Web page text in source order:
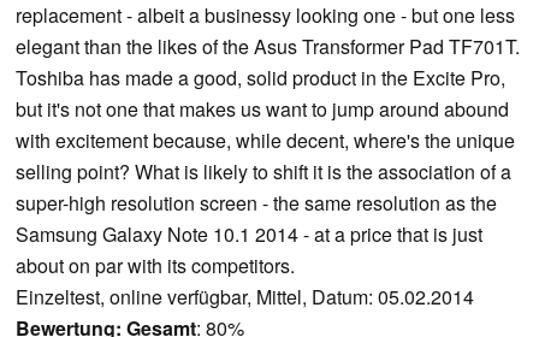
replacement - albeit a businessy looking one - but one less
elegant than the likes of the Asus Transformer Pad TF701T.
Toshiba has made a good, solid product in the Excite Pro,
but it's not one that makes us want to jump around abound
with excitement because, while decent, where's the unique
selling point? What is likely to shift it is the association of a
super-high resolution screen - the same resolution as the
Samsung Galaxy Note 10.1 2014 - at a price that is just
about on par with its competitors.
Einzeltest, online verfügbar, Mittel, Datum: 05.02.2014
Bewertung: Gesamt: 80%